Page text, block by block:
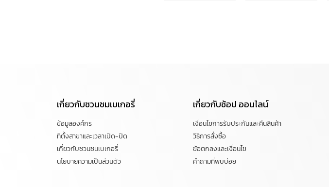
เกี่ยวกับชวนชมเบเกอรี่
ข้อมูลองค์กร
ที่ตั้งสาขาและเวลาเปิด-ปิด
เกี่ยวกับชวนชมเบเกอรี่
นโยบายความเป็นส่วนตัว
เกี่ยวกับช้อป ออนไลน์
เงื่อนไขการรับประกันและคืนสินค้า
วิธีการสั่งซื้อ
ข้อตกลงและเงื่อนไข
คำถามที่พบบ่อย